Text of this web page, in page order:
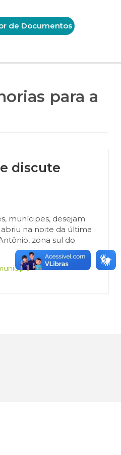
de Documentos
para a
discute
munícipes, desejam
na noite da última
zona sul do